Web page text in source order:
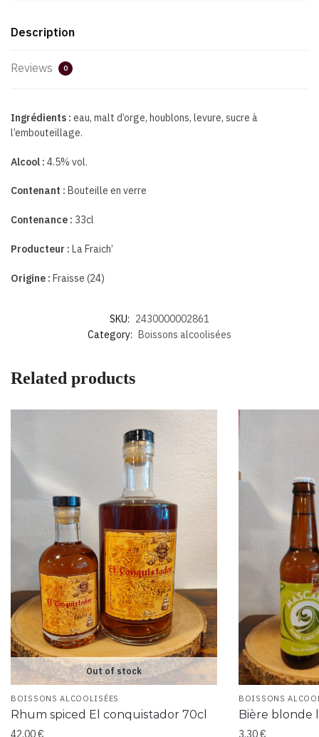
Description
Reviews 0
Ingrédients : eau, malt d’orge, houblons, levure, sucre à
l’embouteillage.
Alcool : 4.5% vol.
Contenant : Bouteille en verre
Contenance : 33cl
Producteur : La Fraich’
Origine : Fraisse (24)
SKU: 2430000002861
Category: Boissons alcoolisées
Related products
Out of stock
BOISSONS ALCOOLISÉES
Rhum spiced El conquistador 70cl
42,00€
BOISSONS
Bière blonde
3,30€